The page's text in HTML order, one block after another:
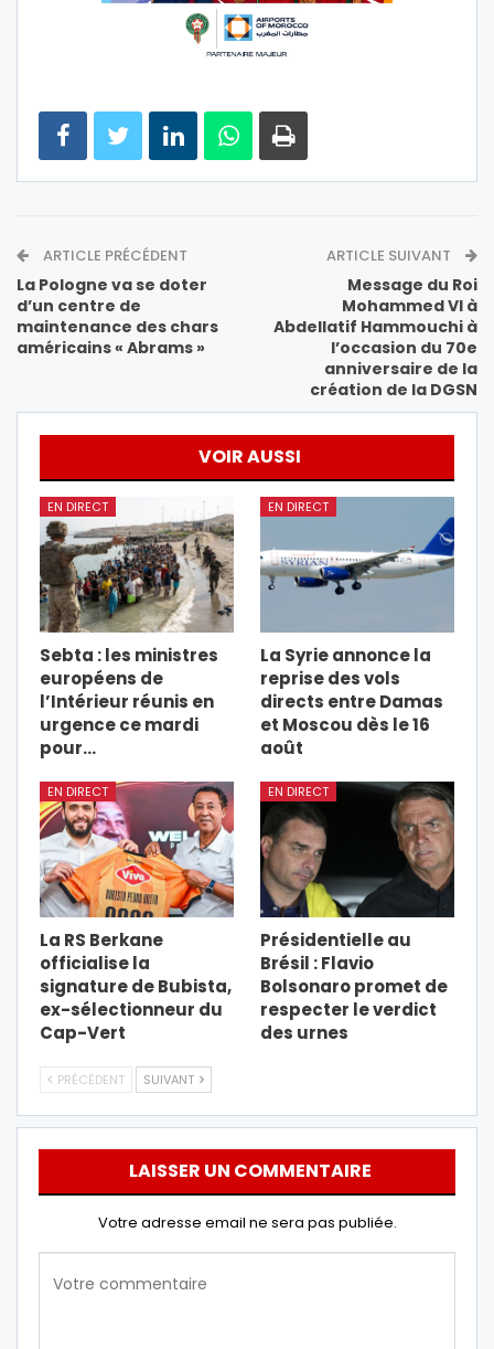
ARTICLE PRÉCÉDENT
La Pologne va se doter
d’un centre de
maintenance des chars
américains « Abrams »
ARTICLE SUIVANT
Message du Roi
Mohammed VI à
Abdellatif Hammouchi à
l’occasion du 70e
anniversaire de la
création de la DGSN
VOIR AUSSI
EN DIRECT
Sebta : les ministres
européens de
l’Intérieur réunis en
urgence ce mardi
pour…
EN DIRECT
La Syrie annonce la
reprise des vols
directs entre Damas
et Moscou dès le 16
août
EN DIRECT
La RS Berkane
officialise la
signature de Bubista,
ex-sélectionneur du
Cap-Vert
EN DIRECT
Présidentielle au
Brésil : Flavio
Bolsonaro promet de
respecter le verdict
des urnes
PRÉCÉDENT SUIVANT
LAISSER UN COMMENTAIRE
Votre adresse email ne sera pas publiée.